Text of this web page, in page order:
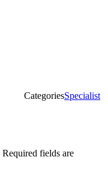
CategoriesSpecialist
Required fields are